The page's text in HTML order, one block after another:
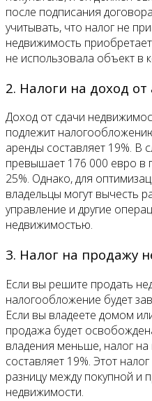
после подписания
учитывать, что налог не
недвижимость
не использовала объект в
2. Налоги на доход
Доход от сдачи
подлежит
аренды составляет 19%. В
превышает 176 000 евро в
25%. Однако, для
владельцы могут вычесть
управление и другие
недвижимостью.
3. Налог на продажу
Если вы решите продать
налогообложение будет
Если вы владеете домом
продажа будет
владения меньше, налог
составляет 19%. Этот
разницу между покупной и
недвижимости.